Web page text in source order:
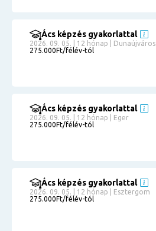
Ács képzés gyakorlattal
2026. 09. 05. | 12 hónap | Dunaújváros
275.000Ft/félév-tól
Ács képzés gyakorlattal
2026. 09. 05. | 12 hónap | Eger
275.000Ft/félév-tól
Ács képzés gyakorlattal
2026. 09. 05. | 12 hónap | Esztergom
275.000Ft/félév-tól